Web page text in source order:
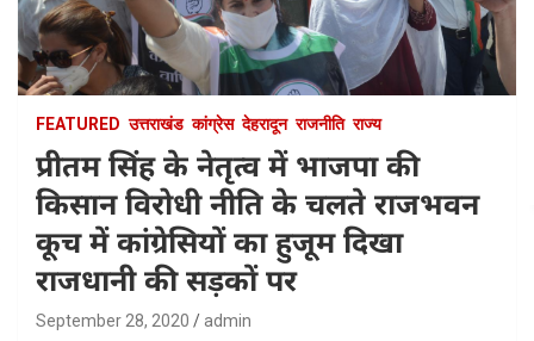
FEATURED उत्तराखंड कांग्रेस देहरादून राजनीति राज्य
प्रीतम सिंह के नेतृत्व में भाजपा की
किसान विरोधी नीति के चलते राजभवन
कूच में कांग्रेसियों का हुजूम दिखा
राजधानी की सड़कों पर
September 28, 2020 admin